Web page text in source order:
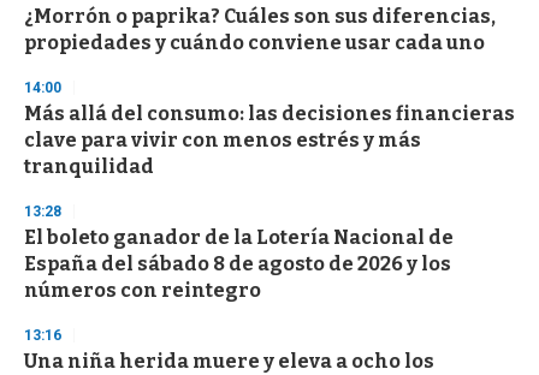
¿Morrón o paprika? Cuáles son sus diferencias,
propiedades y cuándo conviene usar cada uno
14:00
Más allá del consumo: las decisiones financieras
clave para vivir con menos estrés y más
tranquilidad
13:28
El boleto ganador de la Lotería Nacional de
España del sábado 8 de agosto de 2026 y los
números con reintegro
13:16
Una niña herida muere y eleva a ocho los